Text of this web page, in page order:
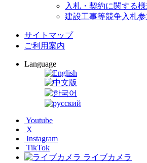
入札・契約に関する
建設工事等競争入札
サイトマップ
ご利用案内
Language
Youtube
X
Instagram
TikTok
ライブカメラ